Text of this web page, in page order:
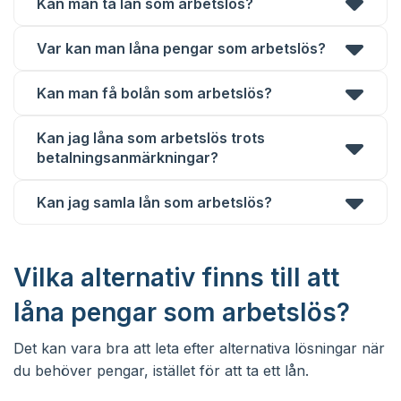
Kan man ta lån som arbetslös?
Var kan man låna pengar som arbetslös?
Kan man få bolån som arbetslös?
Kan jag låna som arbetslös trots
betalningsanmärkningar?
Kan jag samla lån som arbetslös?
Vilka alternativ finns till att
låna pengar som arbetslös?
Det kan vara bra att leta efter alternativa lösningar när
du behöver pengar, istället för att ta ett lån.